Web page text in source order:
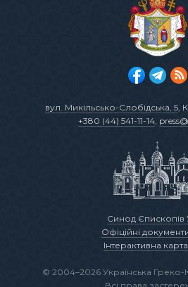
вул. Микільсько-Слобідська, 5,
+380 (44) 541-11-14,
Синод Єпископів
Офіційні
Інтерактивна
© 2004–2026 Українська Греко-